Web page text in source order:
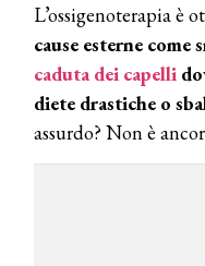
L’ossigenoterapia è
cause esterne come
caduta dei capelli
diete drastiche o
assurdo? Non è